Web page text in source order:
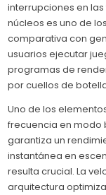
interrupciones en
núcleos es uno de
comparativa con
usuarios ejecutar
programas de
por cuellos de
Uno de los
frecuencia en modo
garantiza un
instantánea en
resulta crucial. La
arquitectura